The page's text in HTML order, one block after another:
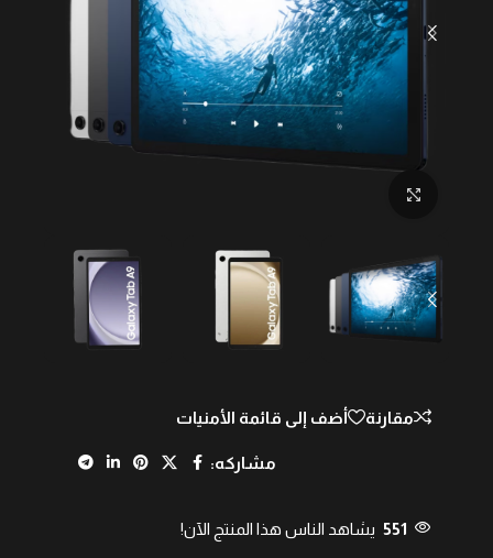
مقارنة أضف إلى قائمة الأمنيات
مشاركه:
551 يشاهد الناس هذا المنتج الآن!